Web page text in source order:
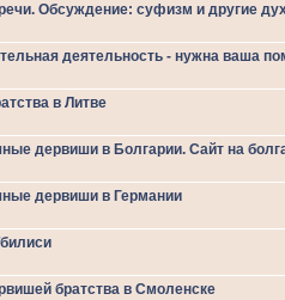
Обсуждение: суфизм и другие
деятельность - нужна ваша
в Литве
дервиши в Болгарии. Сайт на
дервиши в Германии
братства в Смоленске